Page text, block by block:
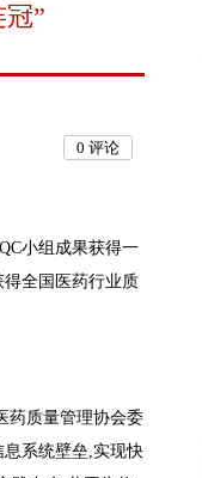
”
0 评论
小组成果获得一
全国医药行业质
药质量管理协会委
系统壁垒,实现快